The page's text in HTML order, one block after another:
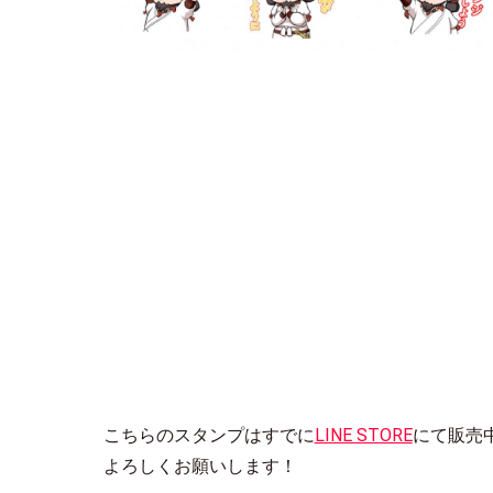
こちらのスタンプはすでにLINE STOREにて販売
よろしくお願いします！